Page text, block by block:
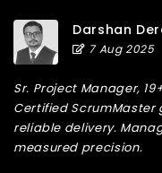
Darshan
7 Aug 2025
Sr. Project Manager,
Certified
reliable delivery.
measured precision.